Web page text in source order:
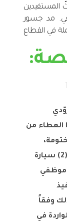
المستفيدين
مد جسور
في القطاع
العطاء من
وذلك لتوفير خدمة تأجير وتشغيل عدد (2) سيارة
موظفي
وفقاً
في